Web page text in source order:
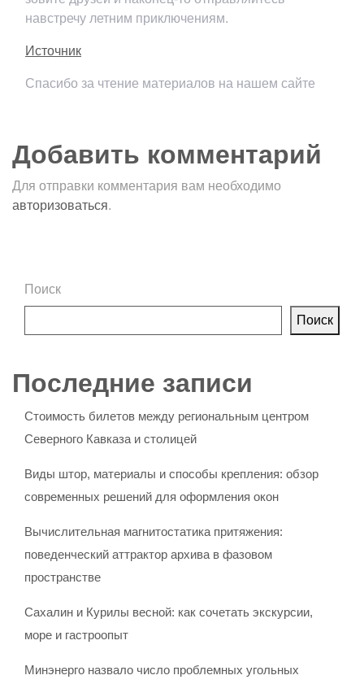
навстречу летним приключениям.
Источник
Спасибо за чтение материалов на нашем сайте
Добавить комментарий
Для отправки комментария вам необходимо
авторизоваться.
Поиск
Поиск
Последние записи
Стоимость билетов между региональным центром
Северного Кавказа и столицей
Виды штор, материалы и способы крепления: обзор
современных решений для оформления окон
Вычислительная магнитостатика притяжения:
поведенческий аттрактор архива в фазовом
пространстве
Сахалин и Курилы весной: как сочетать экскурсии,
море и гастроопыт
Минэнерго назвало число проблемных угольных